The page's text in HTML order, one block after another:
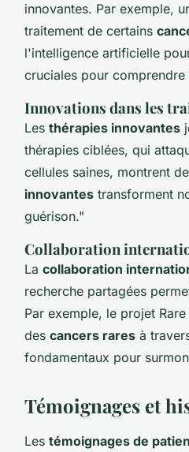
innovantes. Par exemple,
traitement de certains
l'intelligence artificielle
cruciales pour
Innovations dans les
Les thérapies innovantes
thérapies ciblées, qui
cellules saines, montrent
innovantes transforment
guérison."
Collaboration
La collaboration
recherche partagées
Par exemple, le projet
des cancers rares à
fondamentaux pour
Témoignages et
Les témoignages de